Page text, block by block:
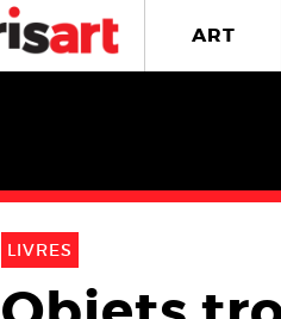
ART
LIVRES